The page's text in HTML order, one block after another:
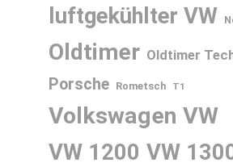
luftgekühlter VW
Oldtimer Oldtimer
Porsche Rometsch T1
Volkswagen VW
VW 1200 VW